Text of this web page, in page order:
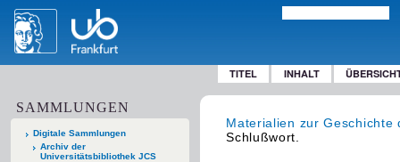
TITEL INHALT
SAMMLUNGEN
Digitale Sammlungen
Archiv der
Universitätsbibliothek JCS
Materialien zur Geschichte
Schlußwort.